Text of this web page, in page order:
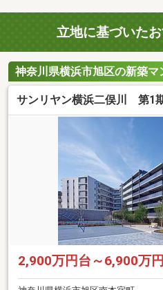
立地に基づいた
神奈川県横浜市旭区の新築マ
サンリヤン横浜二俣川 第1
2,900万円台～6,900万